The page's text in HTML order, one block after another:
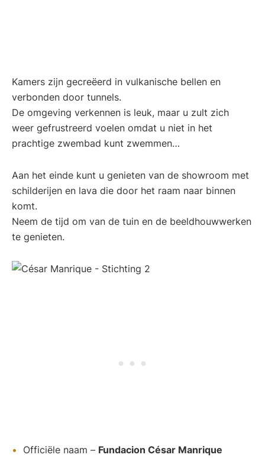
Kamers zijn gecreëerd in vulkanische bellen en
verbonden door tunnels.
De omgeving verkennen is leuk, maar u zult zich
weer gefrustreerd voelen omdat u niet in het
prachtige zwembad kunt zwemmen…
Aan het einde kunt u genieten van de showroom met
schilderijen en lava die door het raam naar binnen
komt.
Neem de tijd om van de tuin en de beeldhouwwerken
te genieten.
Officiële naam – Fundacion César Manrique